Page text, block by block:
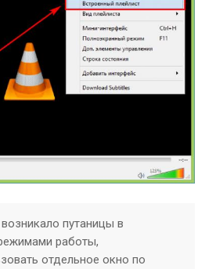
путаницы в
работы,
отдельное окно по